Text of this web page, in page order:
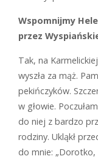
Wspomnijmy
przez
Tak, na
wyszła za mąż.
pekińczyków.
w głowie.
do niej z bardzo
rodziny. Ukląkł
do mnie: